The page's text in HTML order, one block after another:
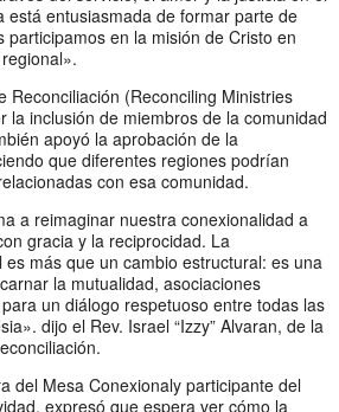
está entusiasmada de formar parte de
participamos en la misión de Cristo en
Reconciliación (Reconciling Ministries
la inclusión de miembros de la comunidad
apoyó la aprobación de la
que diferentes regiones podrían
con esa comunidad.
a reimaginar nuestra conexionalidad a
gracia y la reciprocidad. La
es más que un cambio estructural: es una
la mutualidad, asociaciones
un diálogo respetuoso entre todas las
dijo el Rev. Israel “Izzy” Alvaran, de la
del Mesa Conexionaly participante del
expresó que espera ver cómo la